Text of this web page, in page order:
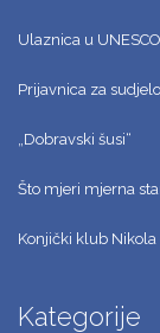
Ulaznica u
Prijavnica za
„Dobravski šusi“
Što mjeri mjerna
Konjički klub Nikola
Kategorije